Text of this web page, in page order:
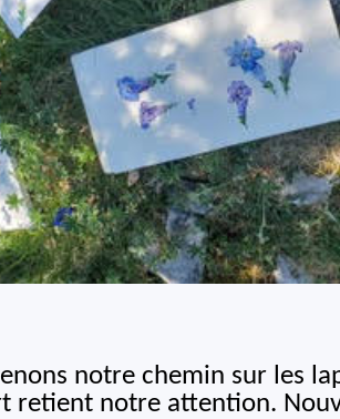
notre chemin sur les
retient notre attention.